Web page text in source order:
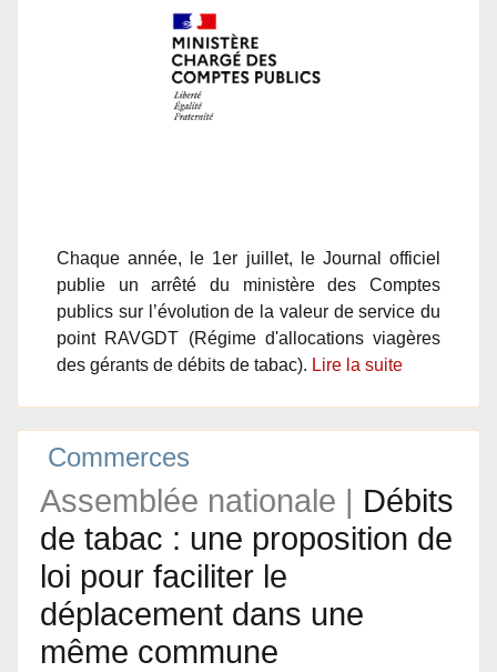
Chaque année, le 1er juillet, le Journal officiel
publie un arrêté du ministère des Comptes
publics sur l’évolution de la valeur de service du
point RAVGDT (Régime d'allocations viagères
des gérants de débits de tabac). Lire la suite
Commerces
Assemblée nationale | Débits
de tabac : une proposition de
loi pour faciliter le
déplacement dans une
même commune